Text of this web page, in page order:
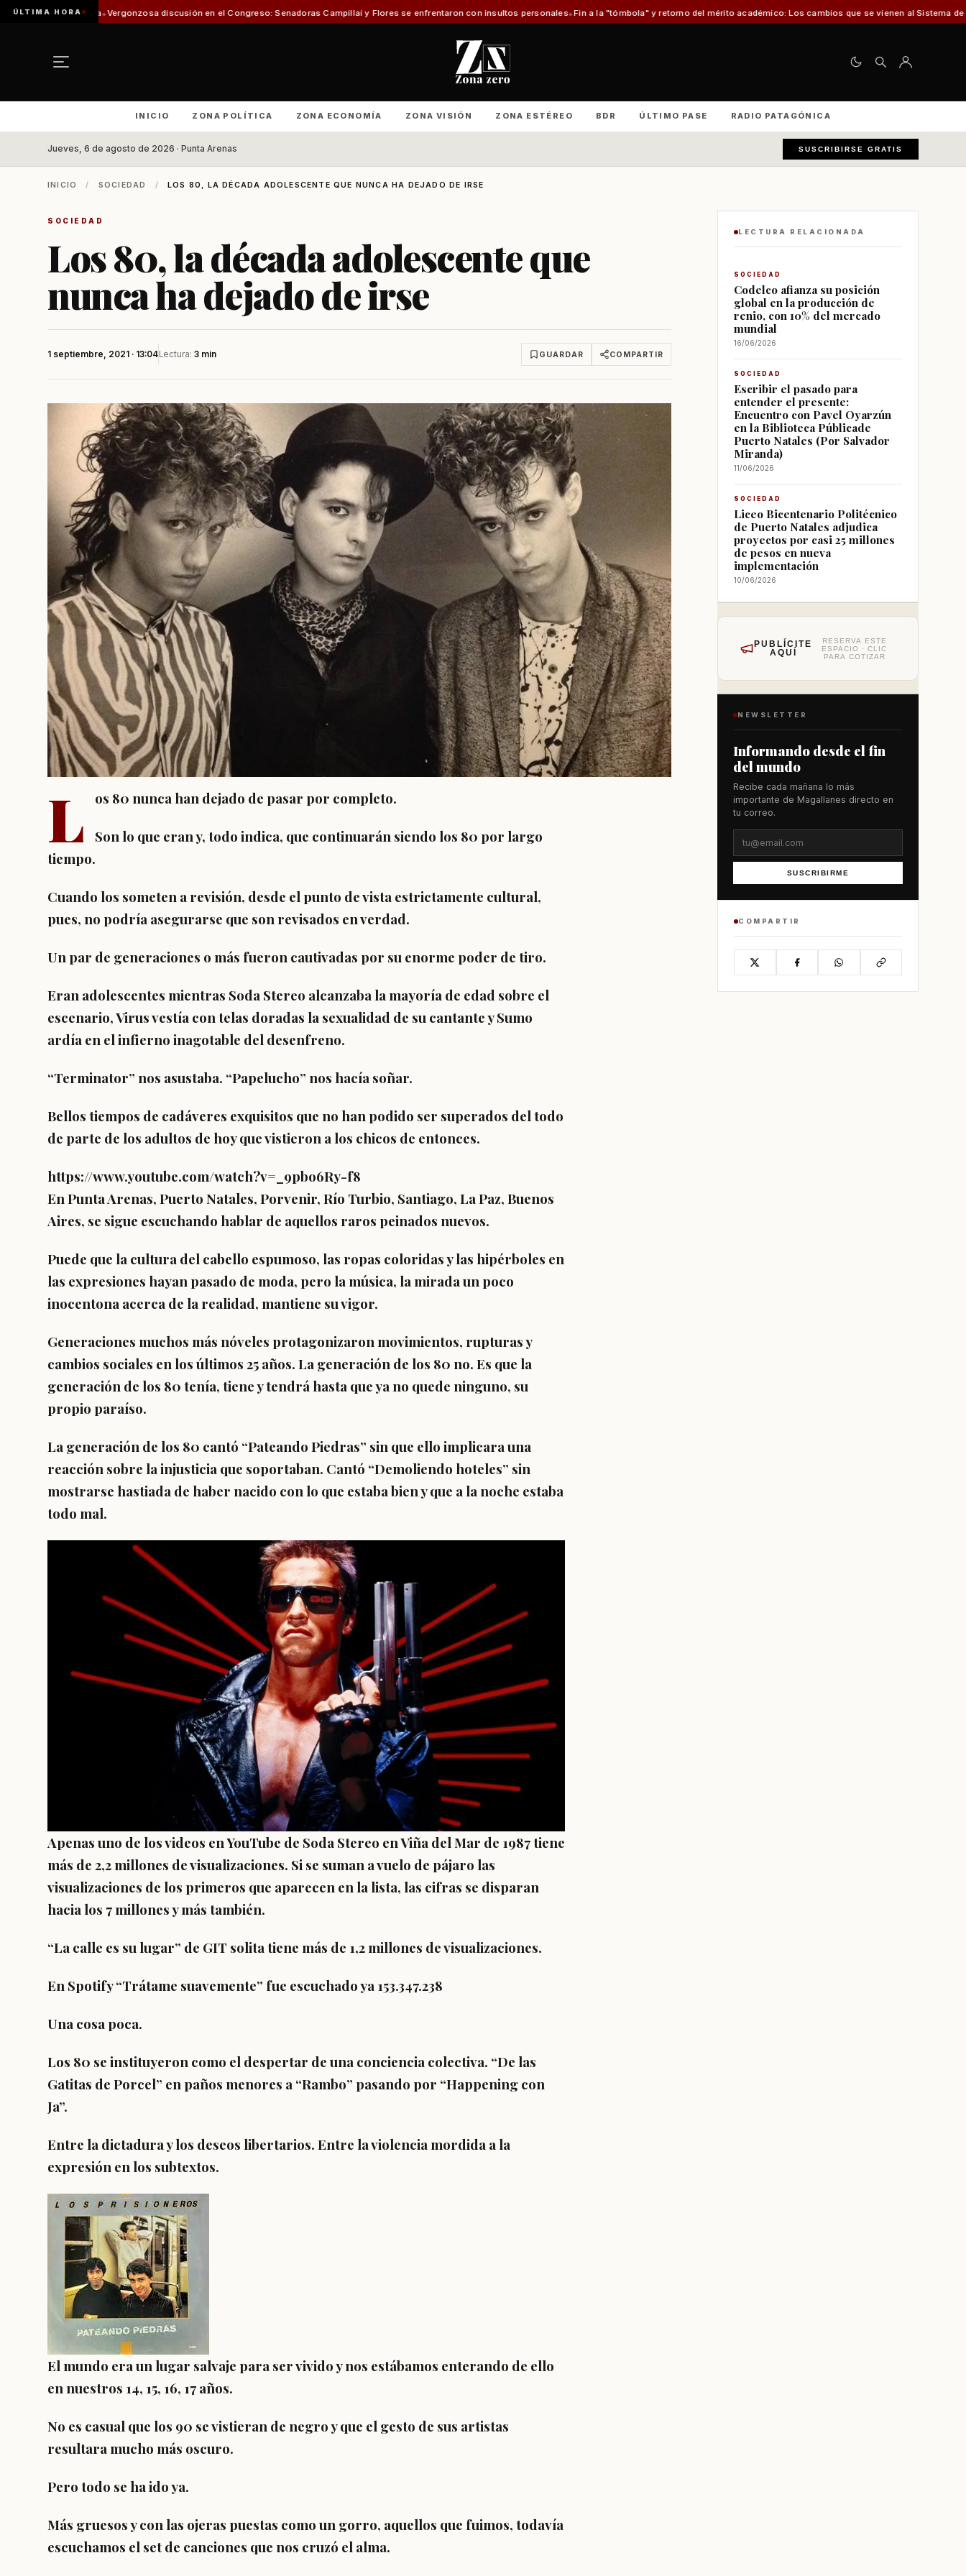
ÚLTIMA HORA
Vergonzosa discusión en el Congreso: Senadoras Campillai y Flores se enfrentaron con insultos personales Fin a la "tómbola" y retorno del mérito académico: Los cambios que se vienen al Sistema de Admisión Escolar
INICIO ZONA POLÍTICA ZONA ECONOMÍA ZONA VISIÓN ZONA ESTÉREO BDR ÚLTIMO PASE RADIO PATAGÓNICA
Jueves, 6 de agosto de 2026 · Punta Arenas SUSCRIBIRSE GRATIS
INICIO / SOCIEDAD / LOS 80, LA DÉCADA ADOLESCENTE QUE NUNCA HA DEJADO DE IRSE
SOCIEDAD
Los 80, la década adolescente que
nunca ha dejado de irse
1 septiembre, 2021 · 13:04Lectura: 3 min GUARDAR COMPARTIR
L os 80 nunca han dejado de pasar por completo.
Son lo que eran y, todo indica, que continuarán siendo los 80 por largo
tiempo.
Cuando los someten a revisión, desde el punto de vista estrictamente cultural,
pues, no podría asegurarse que son revisados en verdad.
Un par de generaciones o más fueron cautivadas por su enorme poder de tiro.
Eran adolescentes mientras Soda Stereo alcanzaba la mayoría de edad sobre el
escenario, Virus vestía con telas doradas la sexualidad de su cantante y Sumo
ardía en el infierno inagotable del desenfreno.
“Terminator” nos asustaba. “Papelucho” nos hacía soñar.
Bellos tiempos de cadáveres exquisitos que no han podido ser superados del todo
de parte de los adultos de hoy que vistieron a los chicos de entonces.
https://www.youtube.com/watch?v=_9pbo6Ry-f8
En Punta Arenas, Puerto Natales, Porvenir, Río Turbio, Santiago, La Paz, Buenos
Aires, se sigue escuchando hablar de aquellos raros peinados nuevos.
Puede que la cultura del cabello espumoso, las ropas coloridas y las hipérboles en
las expresiones hayan pasado de moda, pero la música, la mirada un poco
inocentona acerca de la realidad, mantiene su vigor.
Generaciones muchos más nóveles protagonizaron movimientos, rupturas y
cambios sociales en los últimos 25 años. La generación de los 80 no. Es que la
generación de los 80 tenía, tiene y tendrá hasta que ya no quede ninguno, su
propio paraíso.
La generación de los 80 cantó “Pateando Piedras” sin que ello implicara una
reacción sobre la injusticia que soportaban. Cantó “Demoliendo hoteles” sin
mostrarse hastiada de haber nacido con lo que estaba bien y que a la noche estaba
todo mal.
Apenas uno de los videos en YouTube de Soda Stereo en Viña del Mar de 1987 tiene
más de 2,2 millones de visualizaciones. Si se suman a vuelo de pájaro las
visualizaciones de los primeros que aparecen en la lista, las cifras se disparan
hacia los 7 millones y más también.
“La calle es su lugar” de GIT solita tiene más de 1,2 millones de visualizaciones.
En Spotify “Trátame suavemente” fue escuchado ya 153.347.238
Una cosa poca.
Los 80 se instituyeron como el despertar de una conciencia colectiva. “De las
Gatitas de Porcel” en paños menores a “Rambo” pasando por “Happening con
Ja”.
Entre la dictadura y los deseos libertarios. Entre la violencia mordida a la
expresión en los subtextos.
El mundo era un lugar salvaje para ser vivido y nos estábamos enterando de ello
en nuestros 14, 15, 16, 17 años.
No es casual que los 90 se vistieran de negro y que el gesto de sus artistas
resultara mucho más oscuro.
Pero todo se ha ido ya.
Más gruesos y con las ojeras puestas como un gorro, aquellos que fuimos, todavía
escuchamos el set de canciones que nos cruzó el alma.
LECTURA RELACIONADA
SOCIEDAD
Codelco afianza su posición
global en la producción de
renio, con 10% del mercado
mundial
16/06/2026
SOCIEDAD
Escribir el pasado para
entender el presente:
Encuentro con Pavel Oyarzún
en la Biblioteca Públicade
Puerto Natales (Por Salvador
Miranda)
11/06/2026
SOCIEDAD
Liceo Bicentenario Politécnico
de Puerto Natales adjudica
proyectos por casi 25 millones
de pesos en nueva
implementación
10/06/2026
PUBLÍCITE
AQUÍ
RESERVA ESTE
ESPACIO · CLIC
PARA COTIZAR
NEWSLETTER
Informando desde el fin
del mundo
Recibe cada mañana lo más
importante de Magallanes directo en
tu correo.
SUSCRIBIRME
COMPARTIR